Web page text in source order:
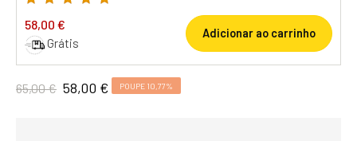
58,00 €
Grátis
Adicionar ao carrinho
65,00 € 58,00 € POUPE 10,77%